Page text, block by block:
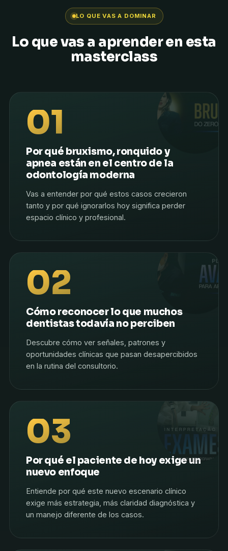
LO QUE VAS A DOMINAR
Lo que vas a aprender en esta
masterclass
01
Por qué bruxismo, ronquido y
apnea están en el centro de la
odontología moderna
Vas a entender por qué estos casos crecieron
tanto y por qué ignorarlos hoy significa perder
espacio clínico y profesional.
02
Cómo reconocer lo que muchos
dentistas todavía no perciben
Descubre cómo ver señales, patrones y
oportunidades clínicas que pasan desapercibidos
en la rutina del consultorio.
03
Por qué el paciente de hoy exige un
nuevo enfoque
Entiende por qué este nuevo escenario clínico
exige más estrategia, más claridad diagnóstica y
un manejo diferente de los casos.